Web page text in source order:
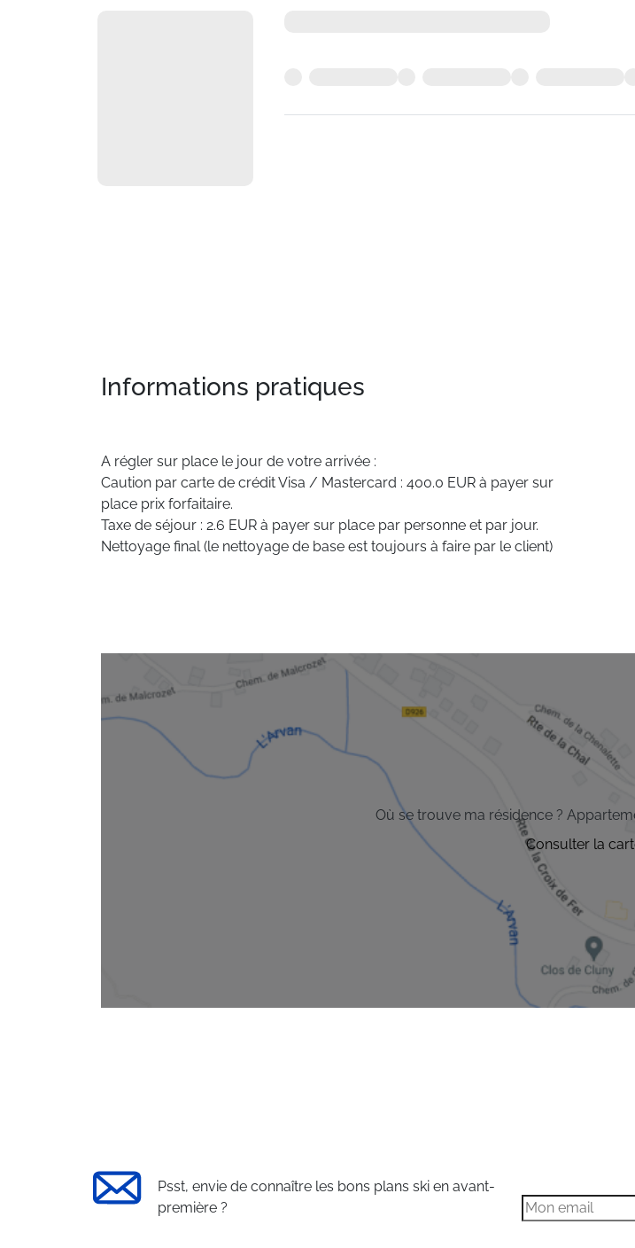
Informations pratiques
A régler sur place le jour de votre arrivée :
Caution par carte de crédit Visa / Mastercard : 400.0 EUR à payer sur
place prix forfaitaire.
Taxe de séjour : 2.6 EUR à payer sur place par personne et par jour.
Nettoyage final (le nettoyage de base est toujours à faire par le client)
Où se trouve ma résidence ?
Consulter la
Psst, envie de connaître les bons plans ski en avant-
première ?